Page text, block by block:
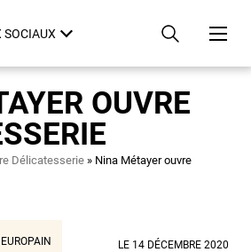
SOCIAUX
OUVRE
Délicatesserie
Nina Métayer ouvre
LE 14 DÉCEMBRE 2020